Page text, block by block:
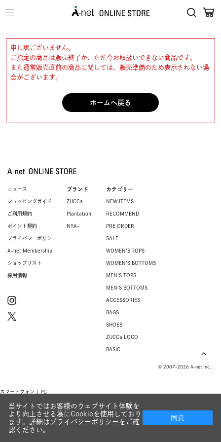
申し訳ございません。
ご指定の商品は販売終了か、ただ今お取扱いできない商品です。
また通常販売直前の商品に関しては、販売準備のため表示されない場
合がございます。
ホームへ戻る
ニュース
ショッピングガイド
ご利用規約
ポイント規約
プライバシーポリシー
A-net Membership
ショップリスト
採用情報
ブランド
ZUCCa
Plantation
NYA-
カテゴリー
NEW ITEMS
RECOMMEND
PRE ORDER
SALE
WOMEN'S TOPS
WOMEN'S BOTTOMS
MEN'S TOPS
MEN'S BOTTOMS
ACCESSORIES
BAGS
SHOES
ZUCCa LOGO
BASIC
© 2007-2026 A-net Inc.
スマートフォン | PC
当サイトではお客様のウェブサイト体験を
より向上させる為にCookieを使用しており
ます。詳細は プライバシーポリシー をご確
認ください。
同意